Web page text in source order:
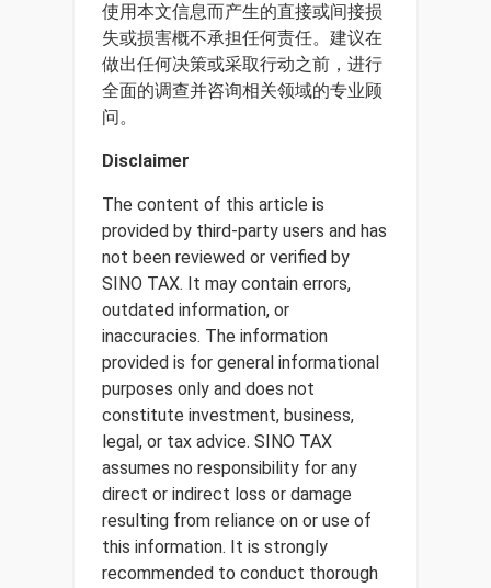
使用本文信息而产生的直接或间接损
失或损害概不承担任何责任。建议在
做出任何决策或采取行动之前，进行
全面的调查并咨询相关领域的专业顾
问。
Disclaimer
The content of this article is
provided by third-party users and has
not been reviewed or verified by
SINO TAX. It may contain errors,
outdated information, or
inaccuracies. The information
provided is for general informational
purposes only and does not
constitute investment, business,
legal, or tax advice. SINO TAX
assumes no responsibility for any
direct or indirect loss or damage
resulting from reliance on or use of
this information. It is strongly
recommended to conduct thorough